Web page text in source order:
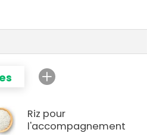
Riz pour
l'accompagnement